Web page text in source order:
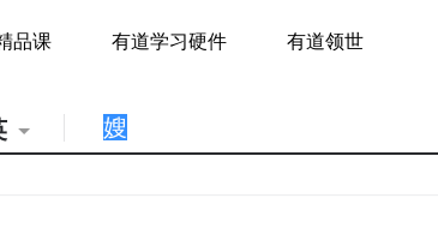
品课 有道学习硬件 有道领世